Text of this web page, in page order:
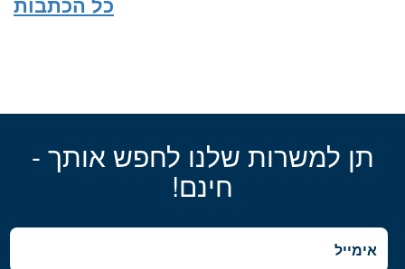
תן למשרות שלנו לחפש אותך -
חינם!